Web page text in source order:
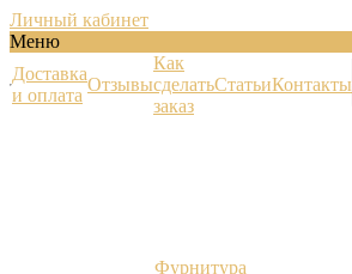
Личный кабинет
Меню
Доставка
и оплата
Отзывы
Как
сделать
заказ
СтатьиКонтакты
Фурнитура